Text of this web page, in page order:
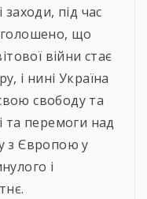
заходи, під час
що
війни стає
і нині Україна
свободу та
та перемоги над
з Європою у
і